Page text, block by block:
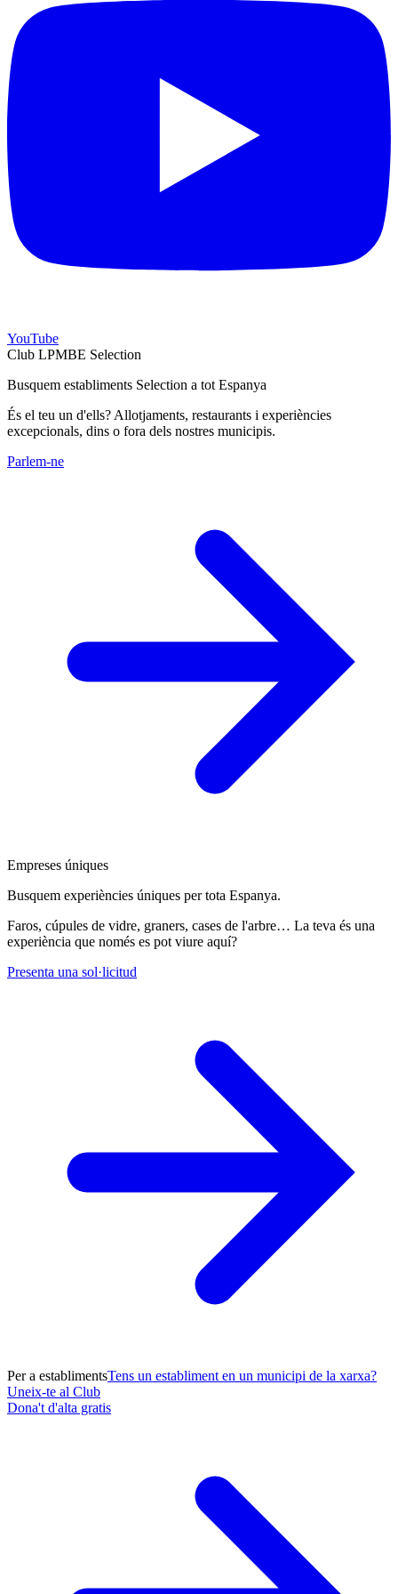
YouTube
Club LPMBE Selection
Busquem establiments Selection a tot Espanya
És el teu un d'ells? Allotjaments, restaurants i experiències
excepcionals, dins o fora dels nostres municipis.
Parlem-ne
Empreses úniques
Busquem experiències úniques per tota Espanya.
Faros, cúpules de vidre, graners, cases de l'arbre… La teva és una
experiència que només es pot viure aquí?
Presenta una sol·licitud
Per a establimentsTens un establiment en un municipi de la xarxa?
Uneix-te al Club
Dona't d'alta gratis